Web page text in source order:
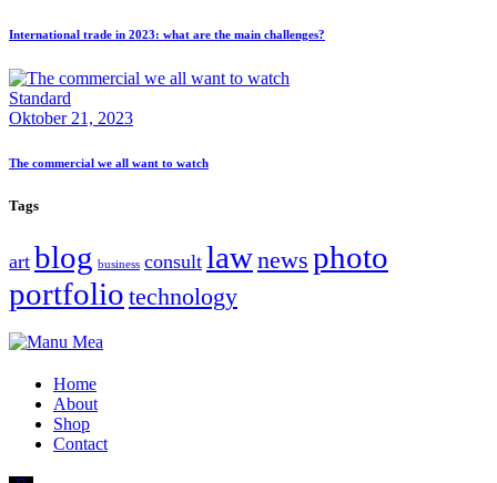
International trade in 2023: what are the main challenges?
Standard
Oktober 21, 2023
The commercial we all want to watch
Tags
art blog business consult lawnews photo
portfolio technology
Home
About
Shop
Contact